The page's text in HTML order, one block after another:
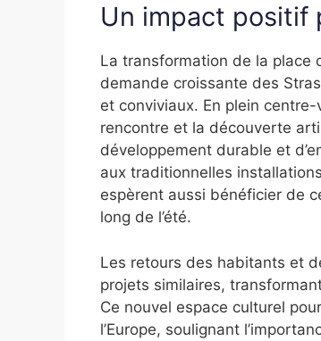
Un impact positif
La transformation de la place
demande croissante des
et conviviaux. En plein
rencontre et la découverte
développement durable et
aux traditionnelles
espèrent aussi bénéficier de
long de l’été.
Les retours des habitants et
projets similaires,
Ce nouvel espace culturel
l’Europe, soulignant